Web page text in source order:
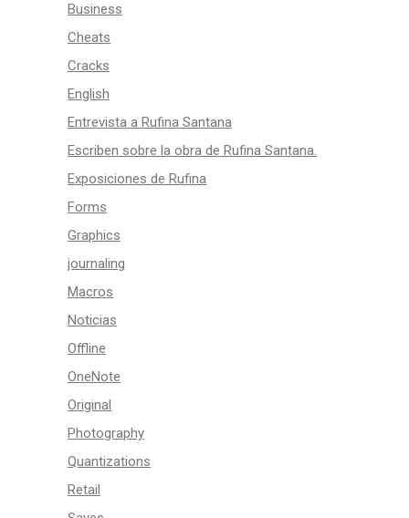
Business
Cheats
Cracks
English
Entrevista a Rufina Santana
Escriben sobre la obra de Rufina Santana.
Exposiciones de Rufina
Forms
Graphics
journaling
Macros
Noticias
Offline
OneNote
Original
Photography
Quantizations
Retail